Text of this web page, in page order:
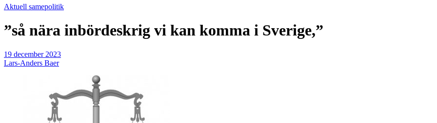
Aktuell samepolitik
”så nära inbördeskrig vi kan komma i Sverige,”
19 december 2023
Lars-Anders Baer